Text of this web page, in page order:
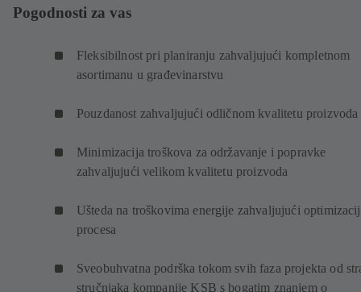
Pogodnosti za vas
Fleksibilnost pri planiranju zahvaljujući kompletnom
asortimanu u građevinarstvu
Pouzdanost zahvaljujući odličnom kvalitetu
Minimizacija troškova za održavanje i popravke
zahvaljujući velikom kvalitetu proizvoda
Ušteda na troškovima energije zahvaljujući
procesa
Sveobuhvatna podrška tokom svih faza projekta od
stručnjaka kompanije KSB s bogatim znanjem o